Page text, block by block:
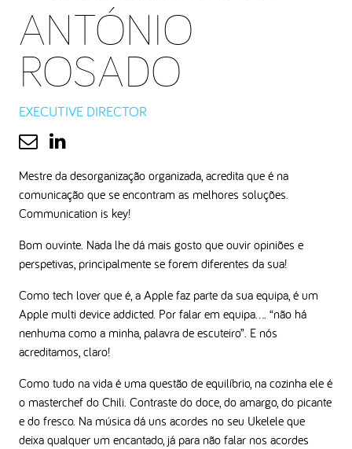
ANTÓNIO
ROSADO
EXECUTIVE DIRECTOR
Mestre da desorganização organizada, acredita que é na
comunicação que se encontram as melhores soluções.
Communication is key!
Bom ouvinte. Nada lhe dá mais gosto que ouvir opiniões e
perspetivas, principalmente se forem diferentes da sua!
Como tech lover que é, a Apple faz parte da sua equipa, é um
Apple multi device addicted. Por falar em equipa…. “não há
nenhuma como a minha, palavra de escuteiro”. E nós
acreditamos, claro!
Como tudo na vida é uma questão de equilíbrio, na cozinha ele é
o masterchef do Chili. Contraste do doce, do amargo, do picante
e do fresco. Na música dá uns acordes no seu Ukelele que
deixa qualquer um encantado, já para não falar nos acordes